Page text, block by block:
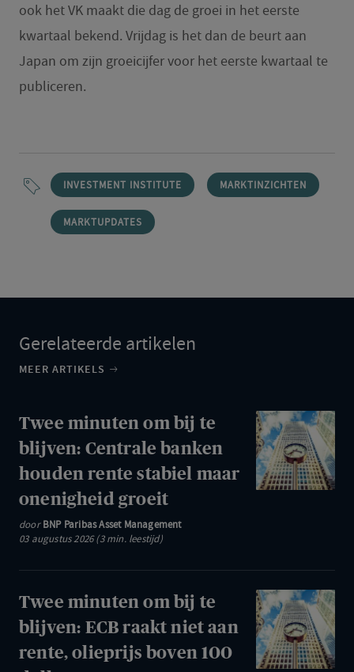
ook het VK maakt die dag de groei in het eerste
kwartaal bekend. Vrijdag is het dan de beurt aan
Japan om zijn groeicijfer voor het eerste kwartaal te
publiceren.
INVESTMENT INSTITUTE MARKTINZICHTEN
MARKTUPDATES
Gerelateerde artikelen
MEER ARTIKELS
Twee
minuten
om
bij
banken
houden
rente
stabiel
maar
Twee minuten om bij te
blijven: Centrale banken
houden rente stabiel maar
onenigheid groeit
doorBNP Paribas Asset Management
03 augustus 2026 (3 min. leestijd)
Twee
minuten
om
bij
Twee minuten om bij te
blijven: ECB raakt niet aan
rente, olieprijs boven 100